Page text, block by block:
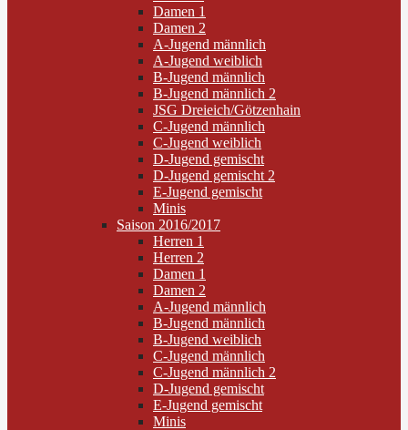
Damen 1
Damen 2
A-Jugend männlich
A-Jugend weiblich
B-Jugend männlich
B-Jugend männlich 2
JSG Dreieich/Götzenhain
C-Jugend männlich
C-Jugend weiblich
D-Jugend gemischt
D-Jugend gemischt 2
E-Jugend gemischt
Minis
Saison 2016/2017
Herren 1
Herren 2
Damen 1
Damen 2
A-Jugend männlich
B-Jugend männlich
B-Jugend weiblich
C-Jugend männlich
C-Jugend männlich 2
D-Jugend gemischt
E-Jugend gemischt
Minis